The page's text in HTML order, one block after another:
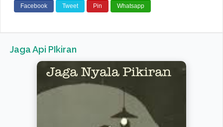
Facebook Tweet Pin Whatsapp
Jaga Api PIkiran